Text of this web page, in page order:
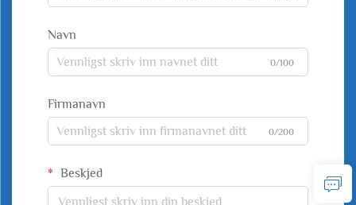
Navn
0/100
Firmanavn
0/200
Beskjed